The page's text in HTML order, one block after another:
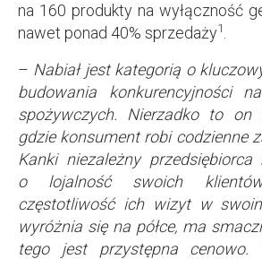
na 160 produkty na wyłączność
nawet ponad 40% sprzedaży1
– Nabiał jest kategorią o
budowania konkurencyjności
spożywczych. Nierzadko to on
gdzie konsument robi codzienne
Kanki niezależny
o lojalność swoich
częstotliwość ich wizyt w
wyróżnia się na półce, ma
tego jest przystępna cenowo.